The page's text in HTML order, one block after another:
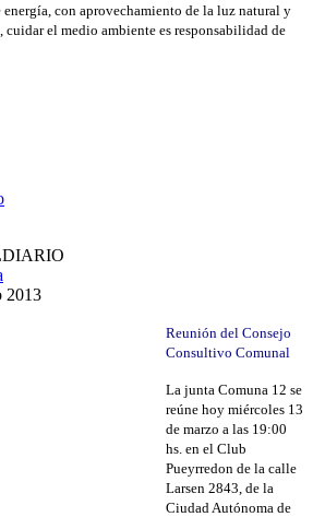
energía, con aprovechamiento de la luz natural y
el medio ambiente es responsabilidad de
2013
Reunión del Consejo
Consultivo Comunal
La junta Comuna 12 se
reúne hoy miércoles 13
de marzo a las 19:00
hs. en el Club
Pueyrredon de la calle
Larsen 2843, de la
Ciudad Autónoma de